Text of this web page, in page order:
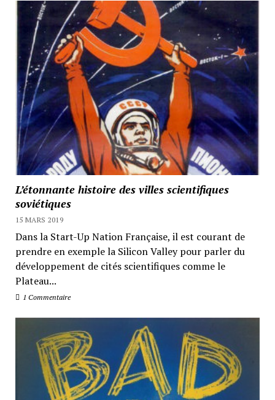
L’étonnante histoire des villes scientifiques
soviétiques
15 MARS 2019
Dans la Start-Up Nation Française, il est courant de
prendre en exemple la Silicon Valley pour parler du
développement de cités scientifiques comme le
Plateau...
1 Commentaire